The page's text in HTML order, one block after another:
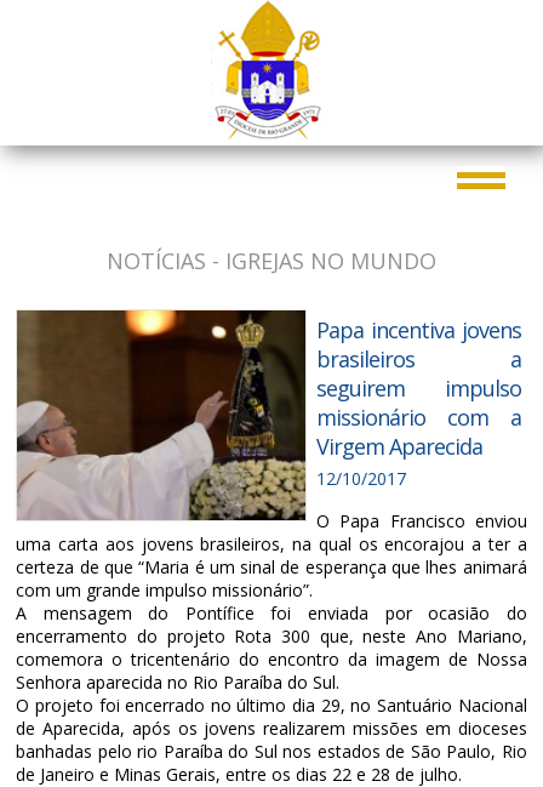
NOTÍCIAS - IGREJAS NO MUNDO
Papa incentiva jovens
brasileiros a
seguirem impulso
missionário com a
Virgem Aparecida
12/10/2017
O Papa Francisco enviou
uma carta aos jovens brasileiros, na qual os encorajou a ter a
certeza de que “Maria é um sinal de esperança que lhes animará
com um grande impulso missionário”.
A mensagem do Pontífice foi enviada por ocasião do
encerramento do projeto Rota 300 que, neste Ano Mariano,
comemora o tricentenário do encontro da imagem de Nossa
Senhora aparecida no Rio Paraíba do Sul.
O projeto foi encerrado no último dia 29, no Santuário Nacional
de Aparecida, após os jovens realizarem missões em dioceses
banhadas pelo rio Paraíba do Sul nos estados de São Paulo, Rio
de Janeiro e Minas Gerais, entre os dias 22 e 28 de julho.